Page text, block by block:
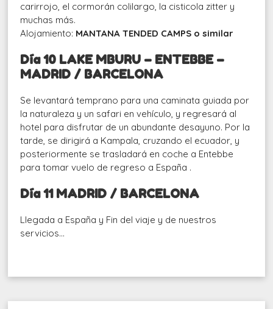
carirrojo, el cormorán colilargo, la cisticola zitter y
muchas más.
Alojamiento: MANTANA TENDED CAMPS o similar
Día 10 LAKE MBURU – ENTEBBE –
MADRID / BARCELONA
Se levantará temprano para una caminata guiada por
la naturaleza y un safari en vehículo, y regresará al
hotel para disfrutar de un abundante desayuno. Por la
tarde, se dirigirá a Kampala, cruzando el ecuador, y
posteriormente se trasladará en coche a Entebbe
para tomar vuelo de regreso a España .
Día 11 MADRID / BARCELONA
Llegada a España y Fin del viaje y de nuestros
servicios…